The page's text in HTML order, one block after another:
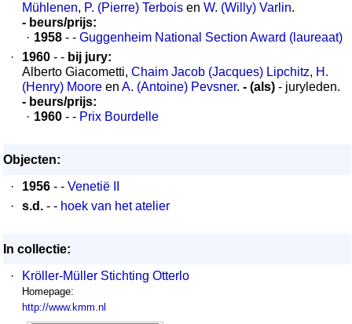
Mühlenen, P. (Pierre) Terbois en W. (Willy) Varlin.
- beurs/prijs:
· 1958 - - Guggenheim National Section Award (laureaat)
·
1960 - - bij jury:
Alberto Giacometti, Chaim Jacob (Jacques) Lipchitz, H.
(Henry) Moore en A. (Antoine) Pevsner. - (als) - juryleden.
- beurs/prijs:
· 1960 - - Prix Bourdelle
Objecten:
·
1956 - - Venetië II
·
s.d. - - hoek van het atelier
In collectie:
·
Kröller-Müller Stichting Otterlo
Homepage:
http://www.kmm.nl